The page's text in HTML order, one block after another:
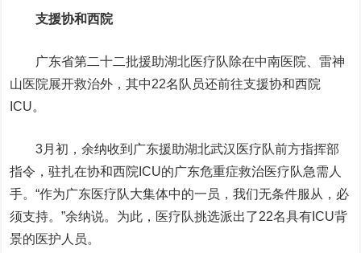
支援协和西院
广东省第二十二批援助湖北医疗队除在中南医院、雷神
山医院展开救治外，其中22名队员还前往支援协和西院
ICU。
3月初，余纳收到广东援助湖北武汉医疗队前方指挥部
指令，驻扎在协和西院ICU的广东危重症救治医疗队急需人
手。“作为广东医疗队大集体中的一员，我们无条件服从，必
须支持。”余纳说。为此，医疗队挑选派出了22名具有ICU背
景的医护人员。